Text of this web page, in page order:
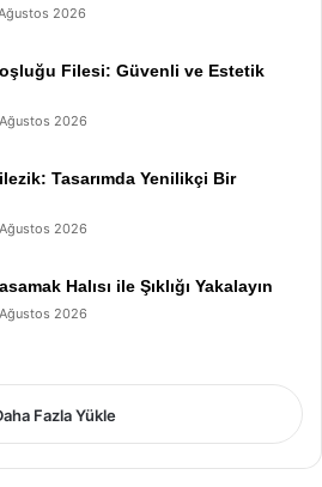
2026
Filesi: Güvenli ve Estetik
2026
Tasarımda Yenilikçi Bir
2026
Halısı ile Şıklığı Yakalayın
2026
Fazla Yükle